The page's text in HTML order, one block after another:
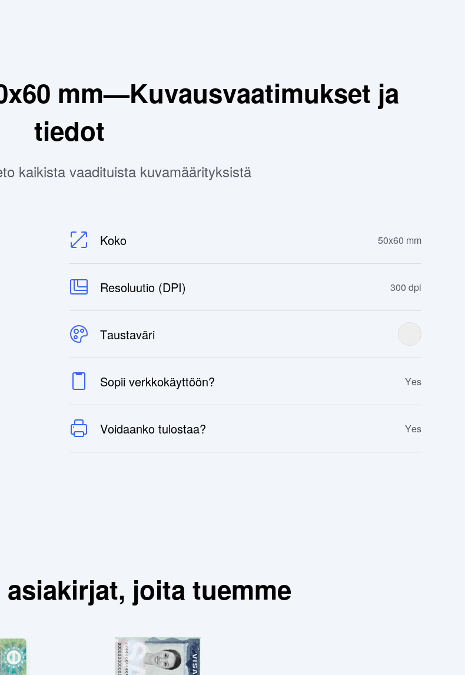
mm—Kuvausvaatimukset ja
tiedot
kaikista vaadituista kuvamäärityksistä
Koko 50x60 mm
Resoluutio (DPI) 300 dpi
Taustaväri
Sopii verkkokäyttöön? Yes
Voidaanko tulostaa? Yes
joita tuemme